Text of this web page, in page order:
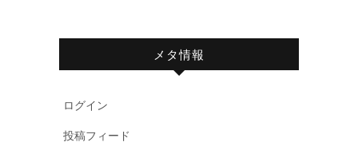
メタ情報
ログイン
投稿フィード